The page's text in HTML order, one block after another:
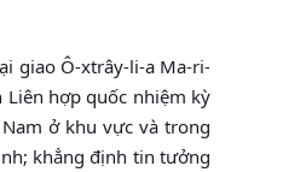
giao Ô-xtrây-li-a Ma-ri-
hợp quốc nhiệm kỳ
ở khu vực và trong
khẳng định tin tưởng